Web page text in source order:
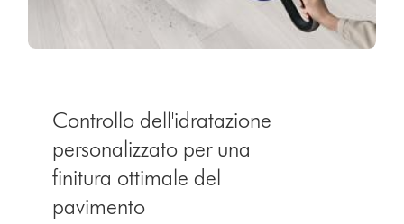
Controllo dell'idratazione
personalizzato per una
finitura ottimale del
pavimento